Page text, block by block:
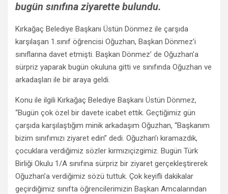
bugün sınıfına ziyarette bulundu.
Kırkağaç Belediye Başkanı Üstün Dönmez ile çarşıda
karşılaşan 1.sınıf öğrencisi Oğuzhan, Başkan Dönmez’i
sınıflarına davet etmişti. Başkan Dönmez’ de Oğuzhan’a
sürpriz yaparak bugün okuluna gitti ve sınıfında Oğuzhan ve
arkadaşları ile bir araya geldi.
Konu ile ilgili Kırkağaç Belediye Başkanı Üstün Dönmez,
“Bugün çok özel bir davete icabet ettik. Geçtiğimiz gün
çarşıda karşılaştığım minik arkadaşım Oğuzhan, “Başkanım
bizim sınıfımızı ziyaret edin” dedi. Oğuzhan’ı kıramazdık,
çocuklara verdiğimiz sözler kırmızıçizgimiz. Bugün Türk
Birliği Okulu 1/A sınıfına sürpriz bir ziyaret gerçekleştirerek
Oğuzhan’a verdiğimiz sözü tuttuk. Çok keyifli dakikalar
geçirdiğimiz sınıfta öğrencilerimizin Başkan Amcalarından